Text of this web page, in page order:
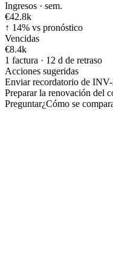
Ingresos · sem.
€42.8k
↑ 14% vs pronóstico
Vencidas
€8.4k
1 factura · 12 d de retraso
Acciones sugeridas
Enviar recordatorio de
Preparar la renovación del
Preguntar¿Cómo se